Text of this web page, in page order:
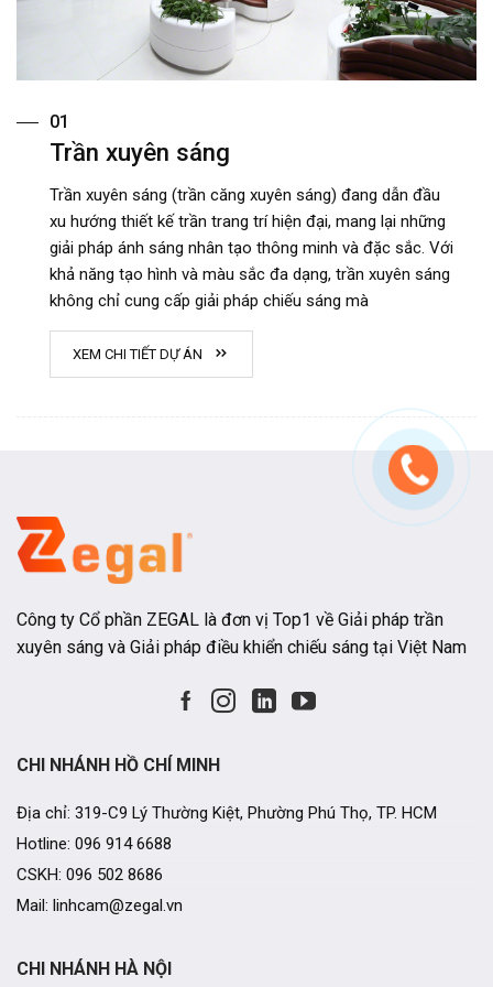
01
Trần xuyên sáng
Trần xuyên sáng (trần căng xuyên sáng) đang dẫn đầu
xu hướng thiết kế trần trang trí hiện đại, mang lại những
giải pháp ánh sáng nhân tạo thông minh và đặc sắc. Với
khả năng tạo hình và màu sắc đa dạng, trần xuyên sáng
không chỉ cung cấp giải pháp chiếu sáng mà
XEM CHI TIẾT DỰ ÁN
Công ty Cổ phần ZEGAL là đơn vị Top1 về Giải pháp trần
xuyên sáng và Giải pháp điều khiển chiếu sáng tại Việt Nam
CHI NHÁNH HÀ NỘI
CHI NHÁNH HỒ CHÍ MINH
Địa chỉ: 319-C9 Lý Thường Kiệt, Phường Phú Thọ, TP. HCM
Hotline: 096 914 6688
CSKH: 096 502 8686
Mail: linhcam@zegal.vn